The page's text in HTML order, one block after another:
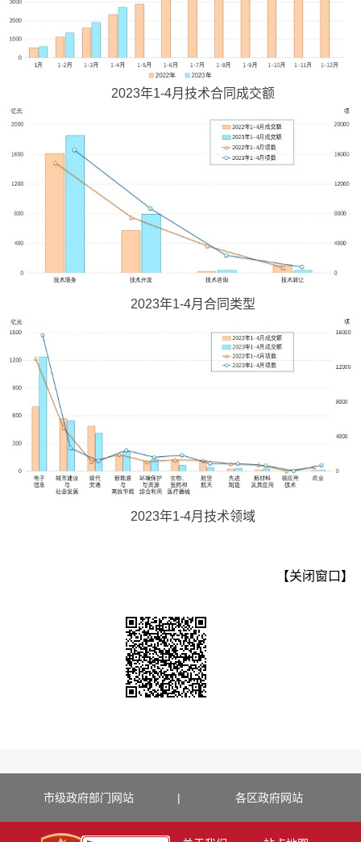
2023年1-4月技术合同成交额
2023年1-4月合同类型
2023年1-4月技术领域
【关闭窗口】
市级政府部门网站 | 各区政府网站